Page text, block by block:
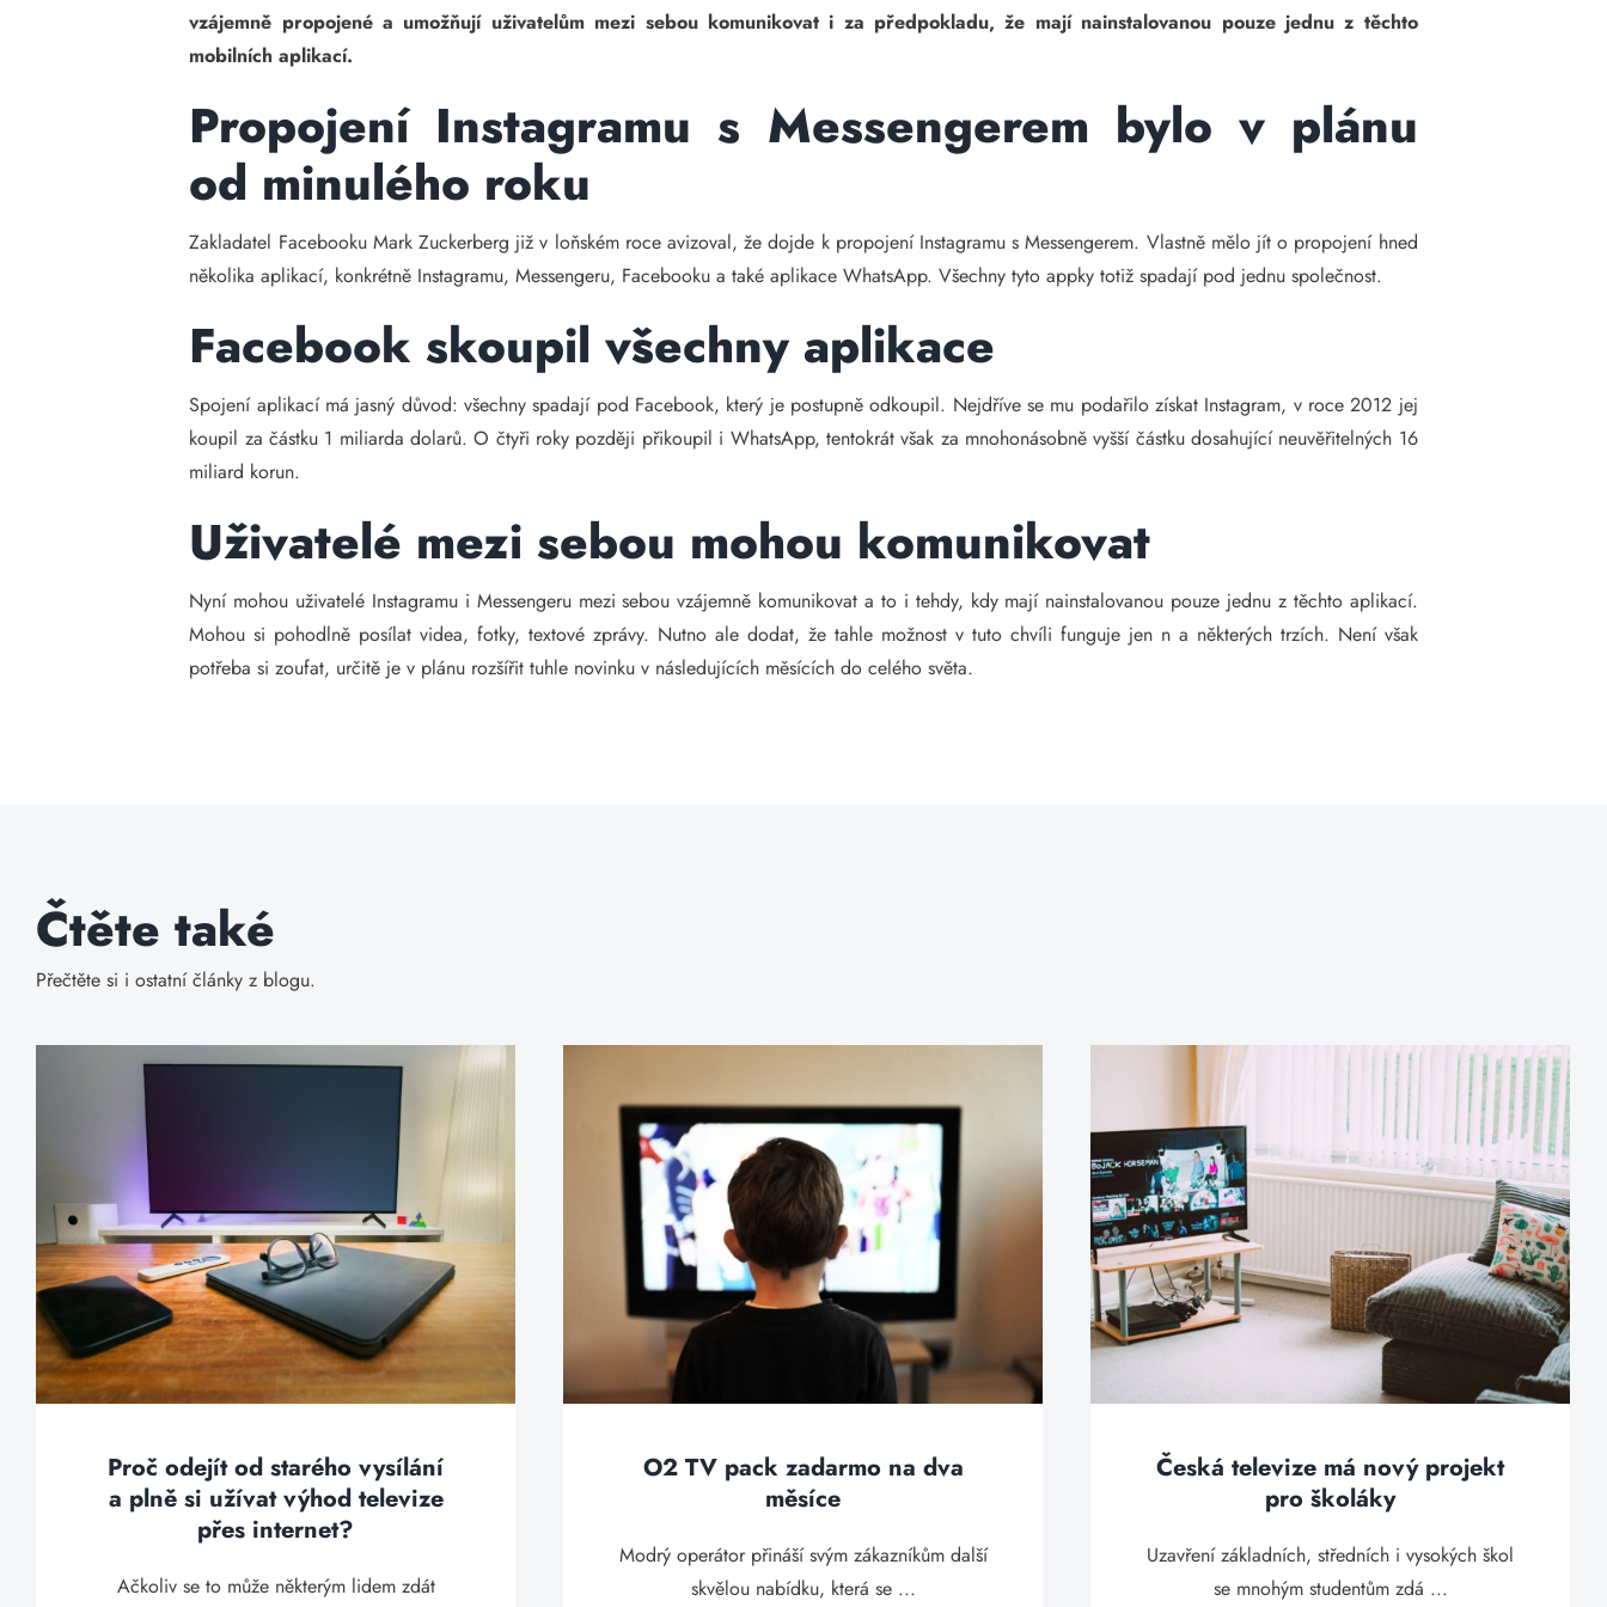
vzájemně propojené a umožňují uživatelům mezi sebou komunikovat i za předpokladu, že mají nainstalovanou pouze jednu z těchto
mobilních aplikací.
Propojení Instagramu s Messengerem bylo v plánu
od minulého roku
Zakladatel Facebooku Mark Zuckerberg již v loňském roce avizoval, že dojde k propojení Instagramu s Messengerem. Vlastně mělo jít o propojení hned
několika aplikací, konkrétně Instagramu, Messengeru, Facebooku a také aplikace WhatsApp. Všechny tyto appky totiž spadají pod jednu společnost.
Facebook skoupil všechny aplikace
Spojení aplikací má jasný důvod: všechny spadají pod Facebook, který je postupně odkoupil. Nejdříve se mu podařilo získat Instagram, v roce 2012 jej
koupil za částku 1 miliarda dolarů. O čtyři roky později přikoupil i WhatsApp, tentokrát však za mnohonásobně vyšší částku dosahující neuvěřitelných 16
miliard korun.
Uživatelé mezi sebou mohou komunikovat
Nyní mohou uživatelé Instagramu i Messengeru mezi sebou vzájemně komunikovat a to i tehdy, kdy mají nainstalovanou pouze jednu z těchto aplikací.
Mohou si pohodlně posílat videa, fotky, textové zprávy. Nutno ale dodat, že tahle možnost v tuto chvíli funguje jen n a některých trzích. Není však
potřeba si zoufat, určitě je v plánu rozšířit tuhle novinku v následujících měsících do celého světa.
Čtěte také
Přečtěte si i ostatní články z blogu.
Proč odejít od starého vysílání
a plně si užívat výhod televize
přes internet?
Ačkoliv se to může některým lidem zdát
O2 TV pack zadarmo na dva
měsíce
Modrý operátor přináší svým zákazníkům další
skvělou nabídku, která se ...
Česká televize má nový projekt
pro školáky
Uzavření základních, středních i vysokých škol
se mnohým studentům zdá ...